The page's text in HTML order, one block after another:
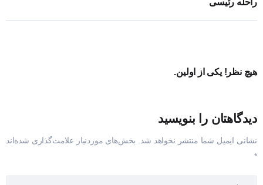
راحله رئیسی
هیچ نظر! یکی از اولین.
دیدگاهتان را بنویسید
نشانی ایمیل شما منتشر نخواهد شد.
بخش‌های موردنیاز علامت‌گذاری شده‌اند
*